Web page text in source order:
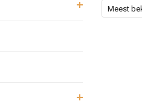
Meest